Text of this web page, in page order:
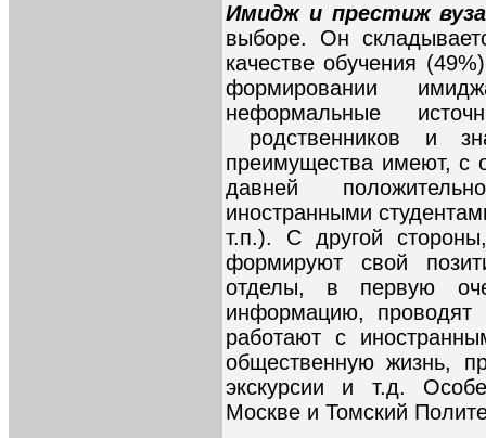
Имидж и престиж
выборе. Он
качестве обучения
формировании
неформальные
родственников и
преимущества имеют, с
давней
иностранными
т.п.). С другой
формируют свой
отделы, в первую
информацию, проводят
работают с
общественную жизнь,
экскурсии и т.д.
Москве и Томский